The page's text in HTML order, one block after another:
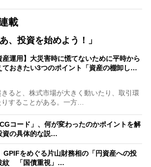
載
、投資を始めよう！」
産運用】大災害時に慌てないために平時から
ておきたい3つのポイント「資産の棚卸し…
ると、株式市場が大きく動いたり、取引環
することがある。一方…
コード」、何が変わったのかポイントを解
の具体的な説…
GPIFをめぐる片山財務相の「円資産への投
紋 「国債重視」…